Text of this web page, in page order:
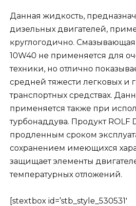
Данная жидкость,
дизельных двигателей,
круглогодично. Смазывающая
10W40 не применяется для
техники, но отлично
средней тяжести легковых и
транспортных средствах.
применяется также при
турбонаддува. Продукт ROLF
продленным сроком
сохранением имеющихся
защищает элементы
температурных отложений.
[stextbox id=’stb_style_530531′